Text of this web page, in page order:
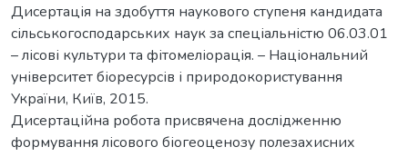
Дисертація на здобуття наукового ступеня кандидата
сільськогосподарських наук за спеціальністю 06.03.01
– лісові культури та фітомеліорація. – Національний
університет біоресурсів і природокористування
України, Київ, 2015.
Дисертаційна робота присвячена дослідженню
формування лісового біогеоценозу полезахисних